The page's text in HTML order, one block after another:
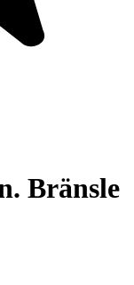
Bränsle